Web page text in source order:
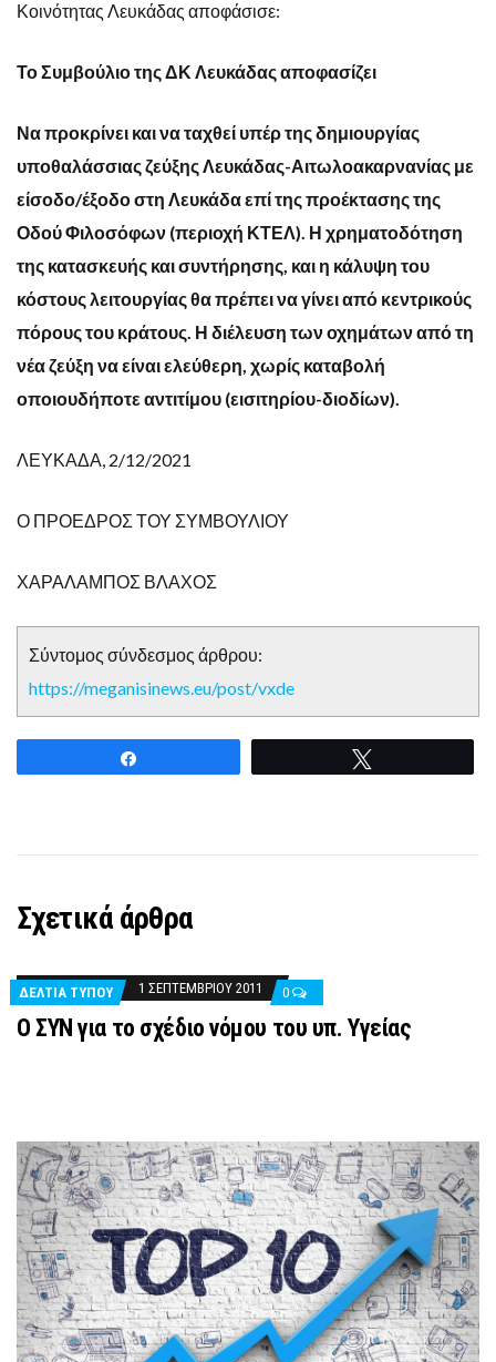
Κοινότητας Λευκάδας αποφάσισε:
Το Συμβούλιο της ΔΚ Λευκάδας αποφασίζει
Να προκρίνει και να ταχθεί υπέρ της δημιουργίας
υποθαλάσσιας ζεύξης Λευκάδας-Αιτωλοακαρνανίας με
είσοδο/έξοδο στη Λευκάδα επί της προέκτασης της
Οδού Φιλοσόφων (περιοχή ΚΤΕΛ). Η χρηματοδότηση
της κατασκευής και συντήρησης, και η κάλυψη του
κόστους λειτουργίας θα πρέπει να γίνει από κεντρικούς
πόρους του κράτους. Η διέλευση των οχημάτων από τη
νέα ζεύξη να είναι ελεύθερη, χωρίς καταβολή
οποιουδήποτε αντιτίμου (εισιτηρίου-διοδίων).
ΛΕΥΚΑΔΑ, 2/12/2021
Ο ΠΡΟΕΔΡΟΣ ΤΟΥ ΣΥΜΒΟΥΛΙΟΥ
ΧΑΡΑΛΑΜΠΟΣ ΒΛΑΧΟΣ
Σύντομος σύνδεσμος άρθρου:
https://meganisinews.eu/post/vxde
Σχετικά άρθρα
ΔΕΛΤΊΑ ΤΎΠΟΥ 1 ΣΕΠΤΕΜΒΡΊΟΥ 2011 0
Ο ΣΥΝ για το σχέδιο νόμου του υπ. Υγείας